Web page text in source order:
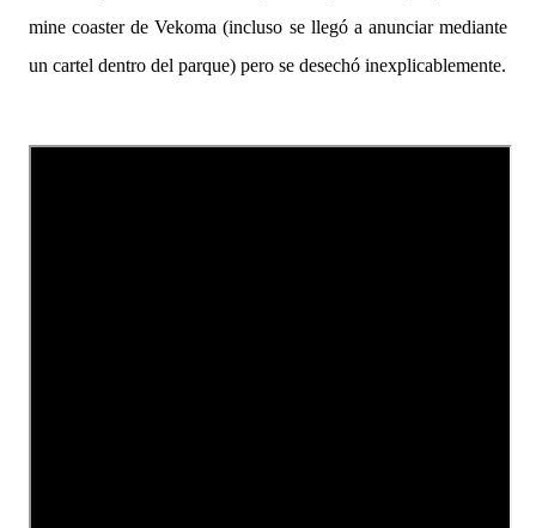
mine coaster de Vekoma (incluso se llegó a anunciar mediante
un cartel dentro del parque) pero se desechó inexplicablemente.